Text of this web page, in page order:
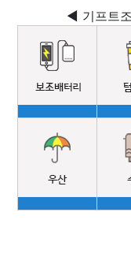
◀ 기프트